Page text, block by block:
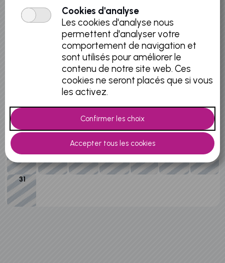
L M M J
5 6 7 8
12 13 14 15 16
19 20
26 27 28
31
Cookies d'analyse
Les cookies d'analyse nous
permettent d'analyser votre
comportement de navigation et
sont utilisés pour améliorer le
contenu de notre site web. Ces
cookies ne seront placés que si vous
les activez.